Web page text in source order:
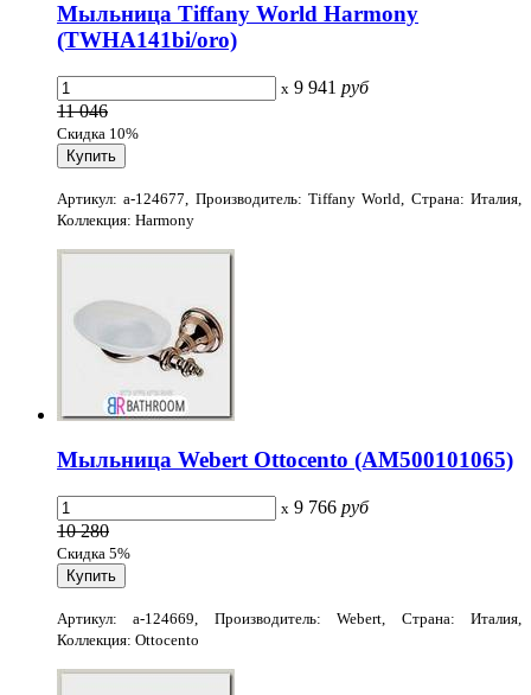
Мыльница Tiffany World Harmony
(TWHA141bi/oro)
x 9 941 руб
11 046
Скидка 10%
Артикул: a-124677, Производитель: Tiffany World, Страна: Италия,
Коллекция: Harmony
Мыльница Webert Ottocento (AM500101065)
x 9 766 руб
10 280
Скидка 5%
Артикул: a-124669, Производитель: Webert, Страна: Италия,
Коллекция: Ottocento